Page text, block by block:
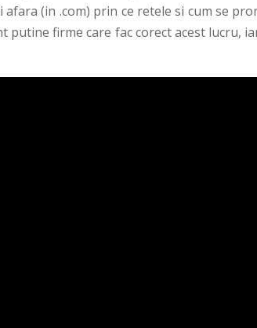
afara (in .com) prin ce retele si cum se
putine firme care fac corect acest lucru,